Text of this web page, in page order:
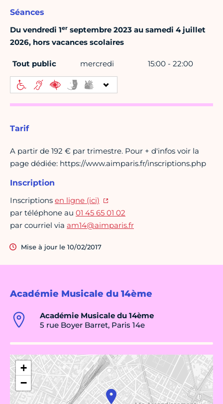
Académie Musicale du 14ème
Académie Musicale du 14ème
5 rue Boyer Barret, Paris 14e
+
−
Séances
Du vendredi 1er septembre 2023 au samedi 4 juillet
2026, hors vacances scolaires
Tout public mercredi 15:00 - 22:00
Tarif
A partir de 192 € par trimestre. Pour + d'infos voir la
page dédiée: https://www.aimparis.fr/inscriptions.php
Inscription
Inscriptions en ligne (ici)
par téléphone au 01 45 65 01 02
par courriel via am14@aimparis.fr
Mise à jour le 10/02/2017